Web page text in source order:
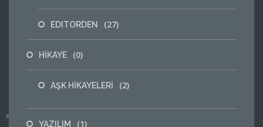
EDITORDEN (27)
HİKAYE (0)
AŞK HİKAYELERİ (2)
YAZILIM (1)